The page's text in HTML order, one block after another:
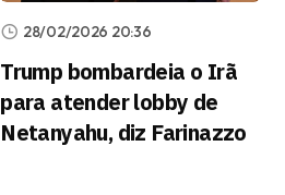
28/02/2026 20:36
Trump bombardeia o Irã
para atender lobby de
Netanyahu, diz Farinazzo